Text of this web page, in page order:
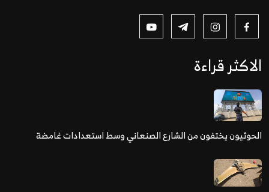
الاكثر قراءة
الحوثيون يختفون من الشارع الصنعاني وسط استعدادات غامضة